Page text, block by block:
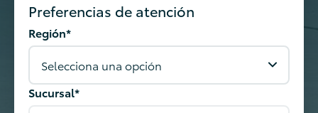
Preferencias de atención
Región*
Sucursal*